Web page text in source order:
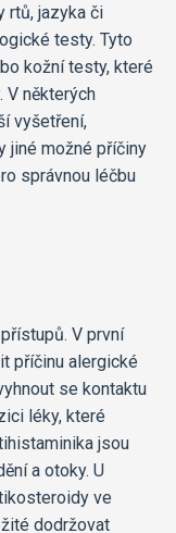
rtů, jazyka či
testy. Tyto
kožní testy, které
V některých
vyšetření,
jiné možné příčiny
správnou léčbu
V první
příčinu alergické
se kontaktu
léky, které
jsou
a otoky. U
ve
dodržovat